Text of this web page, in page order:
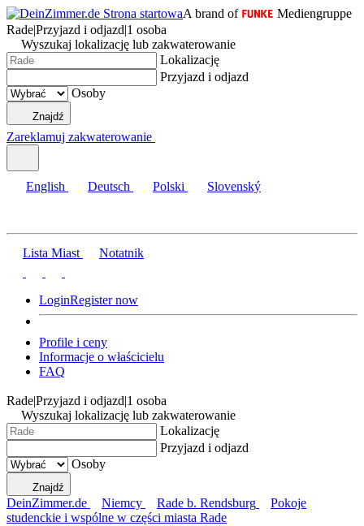
A brand of
Mediengruppe
Rade|Przyjazd i odjazd|1 osoba
Wyszukaj lokalizację lub zakwaterowanie
Lokalizację
Przyjazd i odjazd
Osoby
Znajdź
Zareklamuj zakwaterowanie
English Deutsch Polski Slovenský
Lista Miast Notatnik
LoginRegister now
Profile i ceny
Informacje o właścicielu
FAQ
Rade|Przyjazd i odjazd|1 osoba
Wyszukaj lokalizację lub zakwaterowanie
Lokalizację
Przyjazd i odjazd
Osoby
Znajdź
DeinZimmer.de Niemcy Rade b. Rendsburg
Pokoje
studenckie i wspólne w części miasta Rade